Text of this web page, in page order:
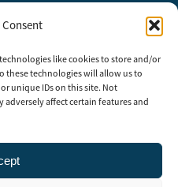
like cookies to store and/or
these technologies will allow us to
unique IDs on this site. Not
affect certain features and